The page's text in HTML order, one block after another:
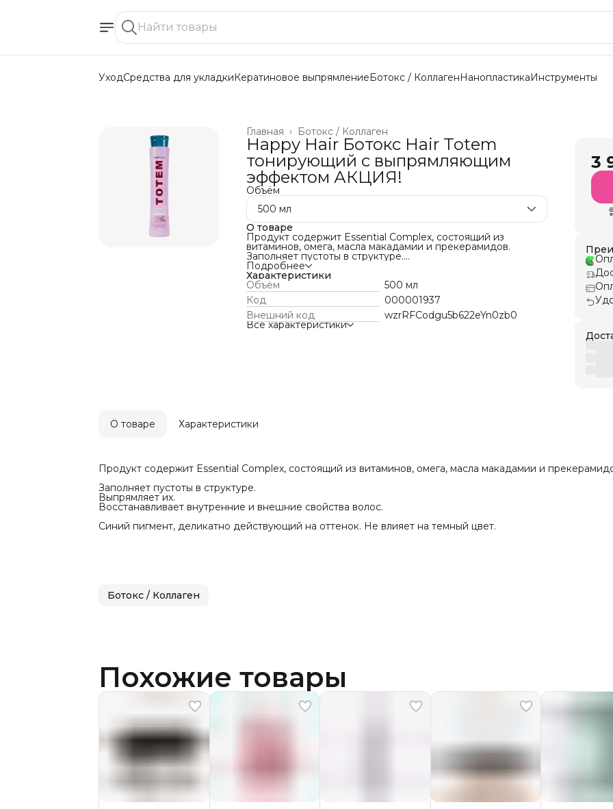
УходСредства для укладкиКератиновое выпрямлениеБотокс / КоллагенНанопластикаИнструменты
Ботокс / Коллаген
Главная ›
Happy Hair Ботокс Hair Totem
тонирующий c выпрямляющим
эффектом АКЦИЯ!
Объём
500 мл
О товаре
Продукт содержит Essential Complex, состоящий из
витаминов, омега, масла макадамии и прекерамидов.
Заполняет пустоты в структуре.
Выпрямляет их.
Восстанавливает внутренние и внешние свойства волос.
Синий пигмент, деликатно действующий на оттенок. Не
влияет на темный цвет.
Подробнее
Характеристики
Объём
500 мл
Код
000001937
Внешний код
wzrRFCodgu5b622eYn0zb0
Все характеристики
3
О товаре Характеристики
Продукт содержит Essential Complex, состоящий из витаминов, омега, масла макадамии и
Заполняет пустоты в структуре.
Выпрямляет их.
Восстанавливает внутренние и внешние свойства волос.
Синий пигмент, деликатно действующий на оттенок. Не влияет на темный цвет.
Ботокс / Коллаген
Похожие товары